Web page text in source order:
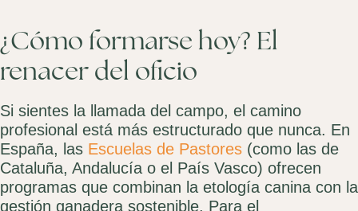
¿Cómo formarse hoy? El
renacer del oficio
Si sientes la llamada del campo, el camino
profesional está más estructurado que nunca. En
España, las Escuelas de Pastores (como las de
Cataluña, Andalucía o el País Vasco) ofrecen
programas que combinan la etología canina con la
gestión ganadera sostenible. Para el